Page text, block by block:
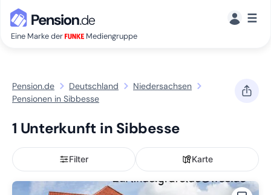
Eine Marke der Mediengruppe
☰
Pension.de Deutschland
Niedersachsen
Pensionen in Sibbesse
1 Unterkunft in Sibbesse
Filter Karte